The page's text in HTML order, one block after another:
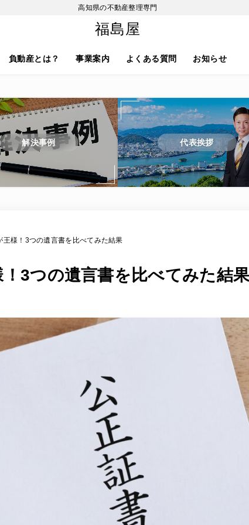
高知県の不動産整理専門
福島屋
負動産とは？ 事業案内 よくある質問 お知らせ
解決事例 代表挨拶
王様！3つの遺言書を比べてみた結果
3つの遺言書を比べてみた結